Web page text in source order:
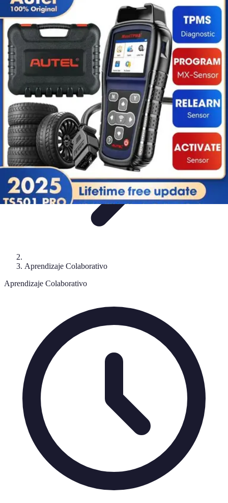
Formación a Distancia
TutorialesAprendizaje Efectivo ComparativasPlataformasRetos y
Soluciones
Formación a Distancia
Aprendizaje Colaborativo
Aprendizaje Colaborativo